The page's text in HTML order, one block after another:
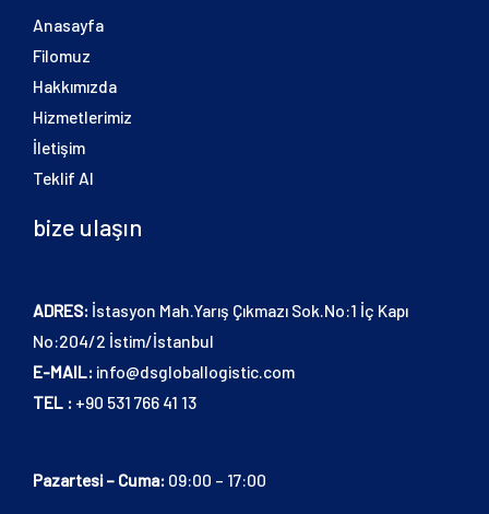
Anasayfa
Filomuz
Hakkımızda
Hizmetlerimiz
İletişim
Teklif Al
bize ulaşın
ADRES: İstasyon Mah.Yarış Çıkmazı Sok.No:1 İç Kapı
No:204/2 İstim/İstanbul
E-MAIL: info@dsgloballogistic.com
TEL : +90 531 766 41 13
Pazartesi – Cuma: 09:00 – 17:00